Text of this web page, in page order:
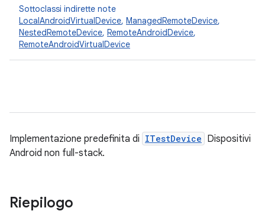
Sottoclassi indirette note
LocalAndroidVirtualDevice, ManagedRemoteDevice,
NestedRemoteDevice, RemoteAndroidDevice,
RemoteAndroidVirtualDevice
Implementazione predefinita di ITestDevice Dispositivi
Android non full-stack.
Riepilogo